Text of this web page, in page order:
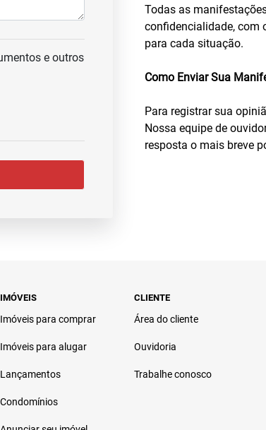
e outros
Todas as
confidencialidade, com
para cada situação.
Como Enviar Sua
Para registrar sua
Nossa equipe de
resposta o mais breve
IMÓVEIS
Imóveis para comprar
Imóveis para alugar
Lançamentos
Condomínios
CLIENTE
Área do cliente
Ouvidoria
Trabalhe conosco